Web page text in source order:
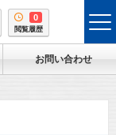
0
閲覧履歴
お問い合わせ